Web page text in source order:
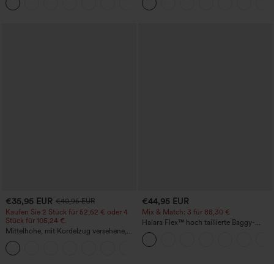
€35,95 EUR €40,95 EUR
Kaufen Sie 2 Stück für 52,62 € oder 4
Stück für 105,24 €.
Mittelhohe, mit Kordelzug versehene,
schnelltrocknende Golfhose mit schmal
zulaufendem Schnitt, abgerundetem
Saum und Taschen – UPF 40+
€44,95 EUR
Mix & Match: 3 für 88,30 €
Halara Flex™ hoch taillierte Baggy-
Jeans mit Taschen, weitem Bein,
stonewashed, lässig